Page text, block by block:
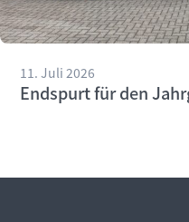
11. Juli 2026
Endspurt für den